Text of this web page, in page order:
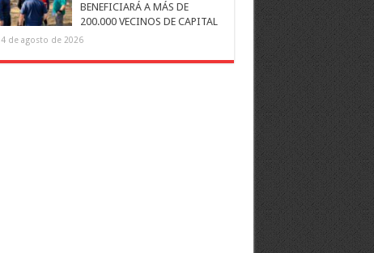
BENEFICIARÁ A MÁS DE
200.000 VECINOS DE CAPITAL
4 de agosto de 2026